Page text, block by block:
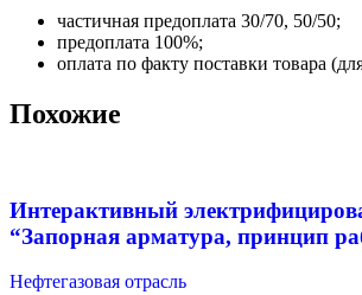
частичная предоплата 30/70, 50/50;
предоплата 100%;
оплата по факту поставки товара
Похожие
Интерактивный
“Запорная арматура, принцип
Нефтегазовая отрасль